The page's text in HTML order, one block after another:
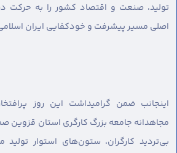
تولید، صنعت و اقتصاد کشور را به حرکت
اصلی مسیر پیشرفت و خودکفایی ایران
اینجانب ضمن گرامیداشت این روز
مجاهدانه جامعه بزرگ کارگری استان قزوین
بی‌تردید کارگران، ستون‌های استوار